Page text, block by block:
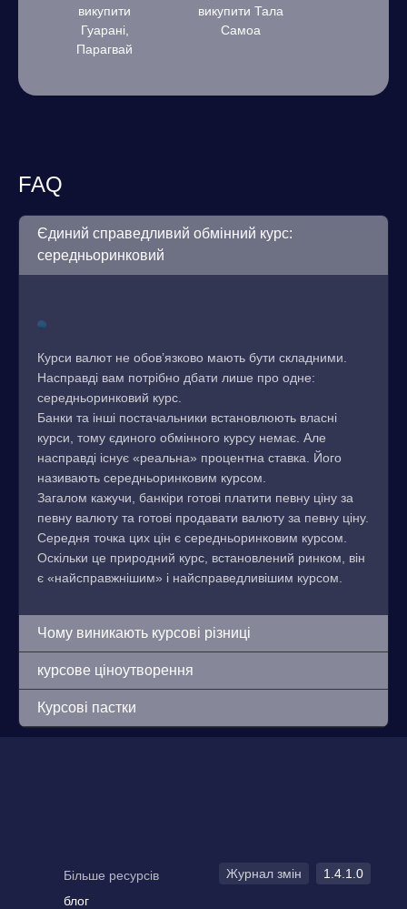
викупити
Гуарані,
Парагвай
викупити Тала
Самоа
FAQ
Єдиний справедливий обмінний курс:
середньоринковий
Курси валют не обов’язково мають бути складними.
Насправді вам потрібно дбати лише про одне:
середньоринковий курс.
Банки та інші постачальники встановлюють власні
курси, тому єдиного обмінного курсу немає. Але
насправді існує «реальна» процентна ставка. Його
називають середньоринковим курсом.
Загалом кажучи, банкіри готові платити певну ціну за
певну валюту та готові продавати валюту за певну ціну.
Середня точка цих цін є середньоринковим курсом.
Оскільки це природний курс, встановлений ринком, він
є «найсправжнішим» і найсправедливішим курсом.
Чому виникають курсові різниці
курсове ціноутворення
Курсові пастки
Більше ресурсів
блог
Журнал змін 1.4.1.0